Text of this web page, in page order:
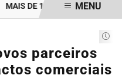
DE 100 MIL CLIENTES
MENU
parceiros
comerciais